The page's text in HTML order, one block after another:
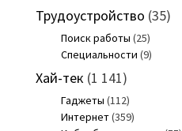
Трудоустройство (35)
Поиск работы (25)
Специальности (9)
Хай-тек (1 141)
Гаджеты (112)
Интернет(359)